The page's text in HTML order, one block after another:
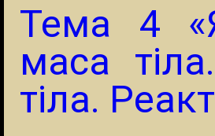
Тема 4
маса
тіла.